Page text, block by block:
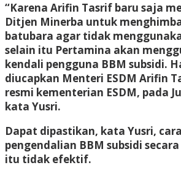
“Karena Arifin Tasrif baru saja
Ditjen Minerba untuk
batubara agar tidak
selain itu Pertamina akan
kendali pengguna BBM subsidi.
diucapkan Menteri ESDM Arifin
resmi kementerian ESDM, pada
kata Yusri.
Dapat dipastikan, kata Yusri,
pengendalian BBM subsidi
itu tidak efektif.